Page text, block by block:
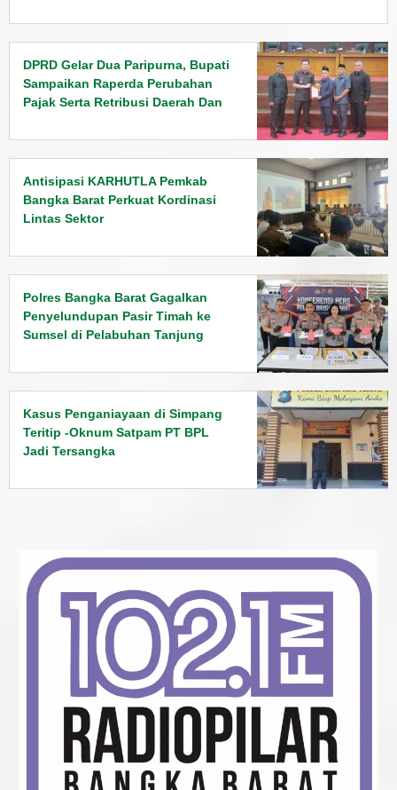
DPRD Gelar Dua Paripurna, Bupati
Sampaikan Raperda Perubahan
Pajak Serta Retribusi Daerah Dan
PPAS Tahun 2026
Antisipasi KARHUTLA Pemkab
Bangka Barat Perkuat Kordinasi
Lintas Sektor
Polres Bangka Barat Gagalkan
Penyelundupan Pasir Timah ke
Sumsel di Pelabuhan Tanjung
Kasus Penganiayaan di Simpang
Teritip -Oknum Satpam PT BPL
Jadi Tersangka